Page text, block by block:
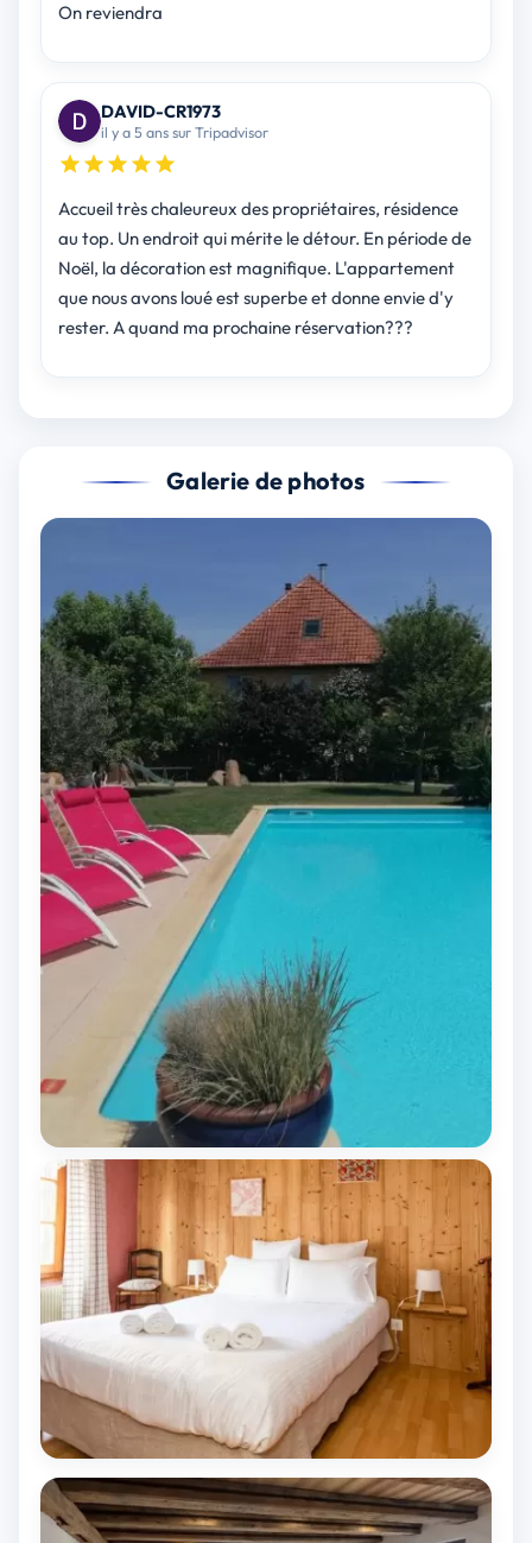
On reviendra
DAVID-CR1973
il y a 5 ans sur Tripadvisor
Accueil très chaleureux des propriétaires, résidence
au top. Un endroit qui mérite le détour. En période de
Noël, la décoration est magnifique. L'appartement
que nous avons loué est superbe et donne envie d'y
rester. A quand ma prochaine réservation???
Galerie de photos